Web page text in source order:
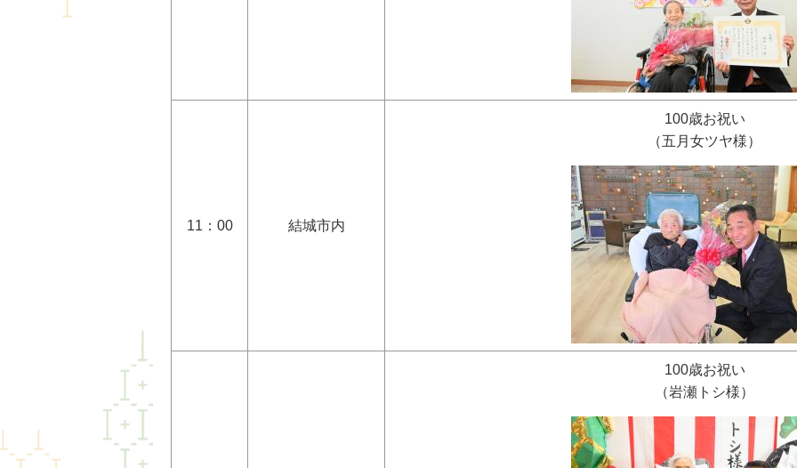
11：00 結城市内
100歳お祝い
（五月女ツヤ様）
100歳お祝い
（岩瀬トシ様）